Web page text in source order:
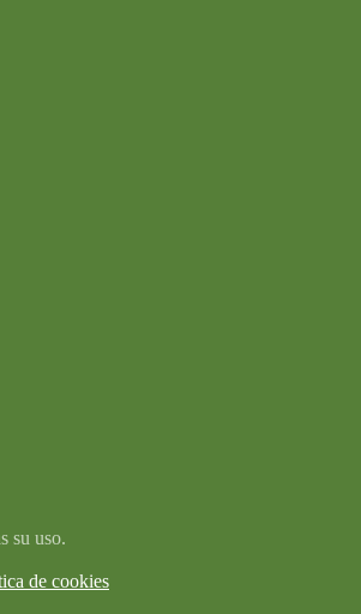
su uso.
de cookies